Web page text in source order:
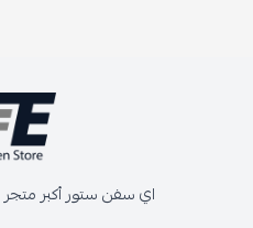
اي سفن ستور أكبر